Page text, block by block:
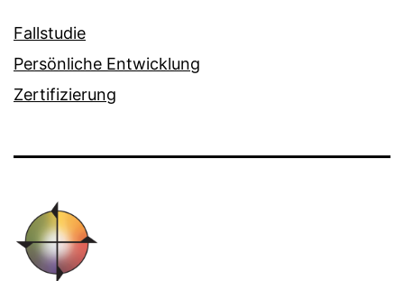
Fallstudie
Persönliche Entwicklung
Zertifizierung